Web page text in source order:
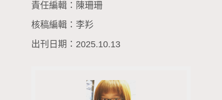
責任編輯：陳珊珊
核稿編輯：李羏
出刊日期：2025.10.13